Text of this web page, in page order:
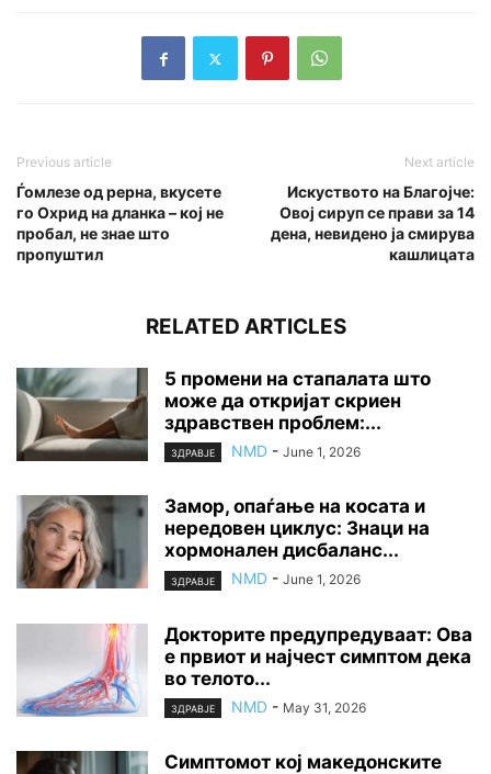
Previous article
Ѓомлезе од рерна, вкусете
го Охрид на дланка – кој не
пробал, не знае што
пропуштил
Next article
Искуството на Благојче:
Овој сируп се прави за 14
дена, невидено ја смирува
кашлицата
RELATED ARTICLES
5 промени на стапалата што
може да откријат скриен
здравствен проблем:...
ЗДРАВЈЕ NMD - June 1, 2026
Замор, опаѓање на косата и
нередовен циклус: Знаци на
хормонален дисбаланс...
ЗДРАВЈЕ NMD - June 1, 2026
Докторите предупредуваат: Ова
е првиот и најчест симптом дека
во телото...
ЗДРАВЈЕ NMD - May 31, 2026
Симптомот кој македонските